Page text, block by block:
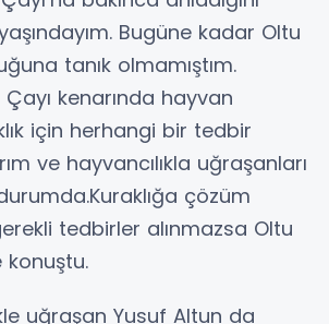
Bugüne kadar Oltu
tanık olmamıştım.
kenarında hayvan
için herhangi bir tedbir
ve hayvancılıkla uğraşanları
çözüm
tedbirler alınmazsa Oltu
konuştu.
uğraşan Yusuf Altun da